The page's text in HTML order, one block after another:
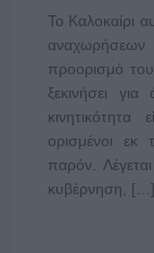
Το Καλοκαίρι
προορισμό
ξεκινήσει
ορισμένοι
παρόν.
κυβέρνηση, […]